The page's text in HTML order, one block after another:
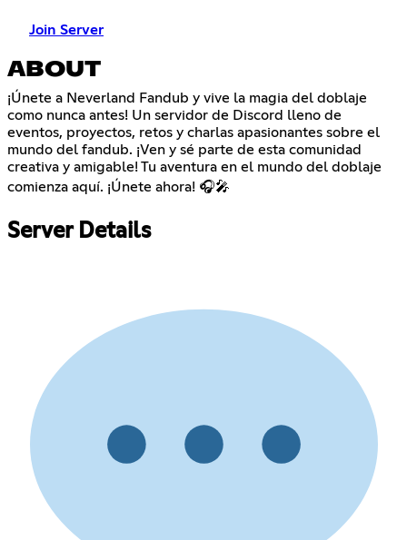
Join Server
ABOUT
¡Únete a Neverland Fandub y vive la magia del doblaje
como nunca antes! Un servidor de Discord lleno de
eventos, proyectos, retos y charlas apasionantes sobre el
mundo del fandub. ¡Ven y sé parte de esta comunidad
creativa y amigable! Tu aventura en el mundo del doblaje
comienza aquí. ¡Únete ahora! 🎧🎤
Server Details